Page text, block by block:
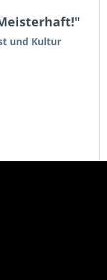
und Kultur